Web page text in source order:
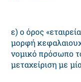
ε) ο όρος
μορφή
νομικό πρόσωπο
μεταχείριση με